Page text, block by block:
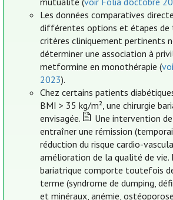
Les données comparatives
différentes options et étapes de
critères cliniquement pertinents
déterminer une association à
metformine en monothérapie (
2023).
Chez certains patients
BMI > 35 kg/m², une chirurgie
envisagée.
Une intervention
entraîner une rémission
réduction du risque cardio-
amélioration de la qualité de vie.
bariatrique comporte toutefois
terme (syndrome de dumping,
et minéraux, anémie,